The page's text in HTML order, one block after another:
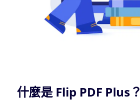
什麼是 Flip PDF Plus？